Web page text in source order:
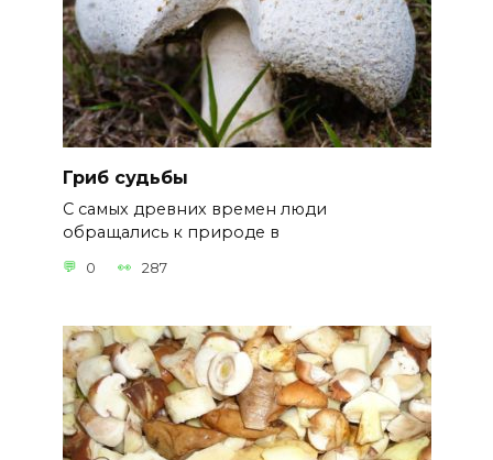
Гриб судьбы
С самых древних времен люди
обращались к природе в
0 287